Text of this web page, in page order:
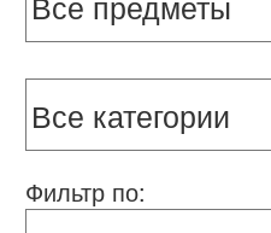
Фильтр по: